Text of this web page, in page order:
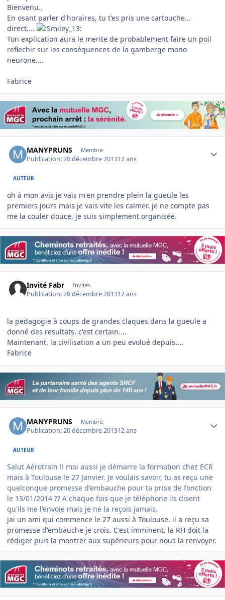
Bienvenu..
En osant parler d'horaires, tu t'es pris une cartouche...
direct....
Ton explication aura le merite de probablement faire un poil
reflechir sur les conséquences de la gamberge mono
neurone....
Fabrice
MANYPRUNS Membre
Publication:20 décembre 201312 ans
AUTEUR
oh à mon avis je vais m'en prendre plein la gueule les
premiers jours mais je vais vite les calmer. je ne compte pas
me la couler douce, je suis simplement organisée.
Invité Fabr Invités
Publication:20 décembre 201312 ans
la pedagogie à coups de grandes claques dans la gueule a
donné des resultats, c'est certain....
Maintenant, la civilisation a un peu evolué depuis....
Fabrice
MANYPRUNS Membre
Publication:20 décembre 201312 ans
AUTEUR
Salut Aérotrain !! moi aussi je démarre la formation chez ECR
mais à Toulouse le 27 Janvier. Je voulais savoir, tu as reçu une
quelconque promesse d'embauche pour ta prise de fonction
le 13/01/2014 ?? A chaque fois que je téléphone ils disent
qu'ils me l'envoie mais je ne la reçois jamais.
jai un ami qui commence le 27 aussi à Toulouse. il a reçu sa
promesse d'embauche je crois. C'est imminent. la RH doit la
rédiger puis la montrer aux supérieurs pour nous la renvoyer.